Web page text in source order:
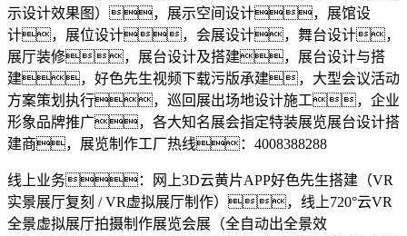
示设计效果图），展示空间设计，展馆设
计，展位设计，会展设计，舞台设计，
展厅装修，展台设计及搭建，展台设计与搭
建，好色先生视频下载污版承建，大型会议活动
方案策划执行，巡回展出场地设计施工，企业
形象品牌推广，各大知名展会指定特装展览展台设计搭
建商，展览制作工厂热线：4008388288
线上业务：网上3D云黄片APP好色先生搭建（VR
实景展厅复刻 / VR虚拟展厅制作），线上720°云VR
全景虚拟展厅拍摄制作展览会展（全自动出全景效